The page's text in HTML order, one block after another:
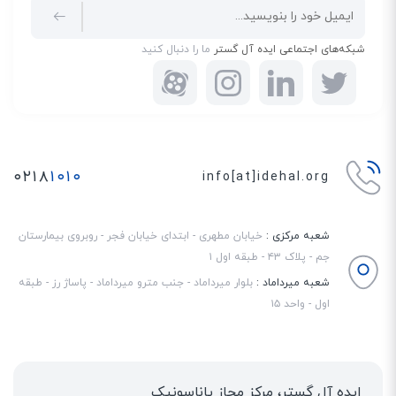
شبکه‌های اجتماعی ایده آل گستر ما را دنبال کنید
info[at]idehal.org ۰۲۱۸۱۰۱۰
شعبه مرکزی : خیابان مطهری - ابتدای خیابان فجر - روبروی بیمارستان
جم - پلاک ۴۳ - طبقه اول ۱
شعبه میرداماد : بلوار میرداماد - جنب مترو میرداماد - پاساژ رز - طبقه
اول - واحد ۱۵